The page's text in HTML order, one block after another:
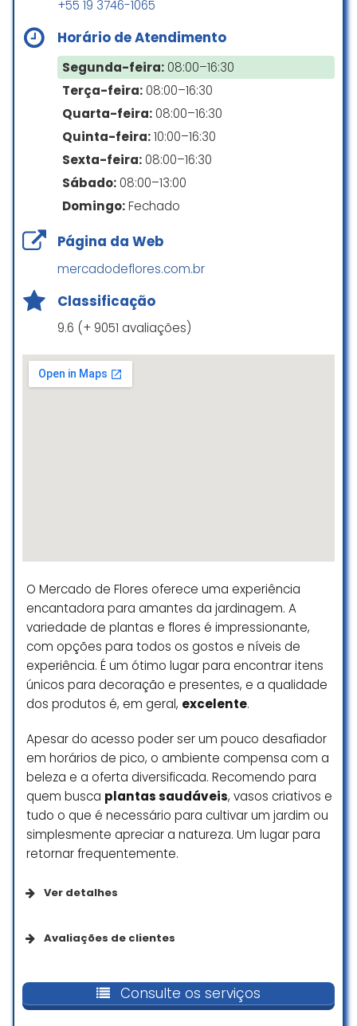
+55 19 3746-1065
Horário de Atendimento
Segunda-feira: 08:00–16:30
Terça-feira: 08:00–16:30
Quarta-feira: 08:00–16:30
Quinta-feira:10:00–16:30
Sexta-feira: 08:00–16:30
Sábado: 08:00–13:00
Domingo:Fechado
Página da Web
mercadodeflores.com.br
Classificação
9.6 (+ 9051 avaliações)
O Mercado de Flores oferece uma experiência
encantadora para amantes da jardinagem. A
variedade de plantas e flores é impressionante,
com opções para todos os gostos e níveis de
experiência. É um ótimo lugar para encontrar itens
únicos para decoração e presentes, e a qualidade
dos produtos é, em geral, excelente.
Apesar do acesso poder ser um pouco desafiador
em horários de pico, o ambiente compensa com a
beleza e a oferta diversificada. Recomendo para
quem busca plantas saudáveis, vasos criativos e
tudo o que é necessário para cultivar um jardim ou
simplesmente apreciar a natureza. Um lugar para
retornar frequentemente.
Ver detalhes
Avaliações de clientes
de plantas e flores. Uma mais linda
que outra. Preços ótimos. Vasos,
Consulte os serviços